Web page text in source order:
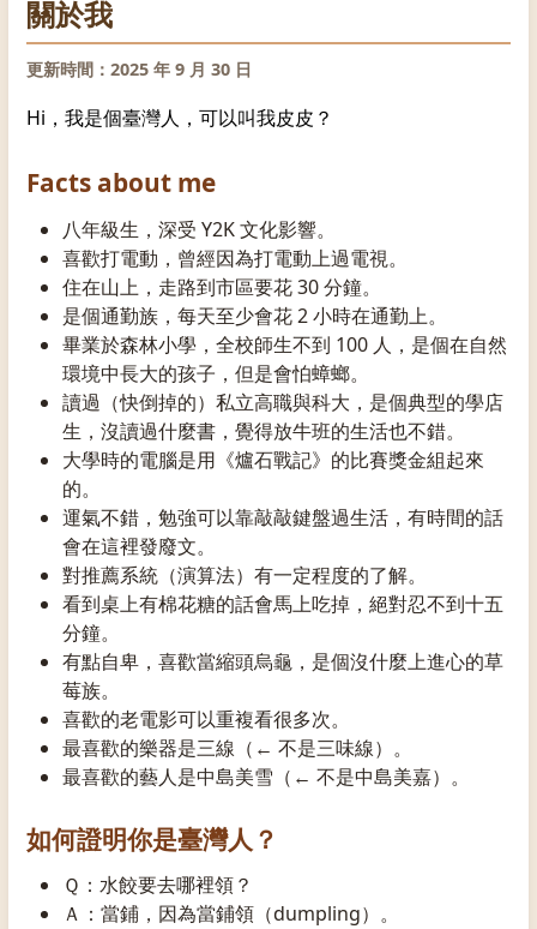
關於我
更新時間：2025 年 9 月 30 日
Hi，我是個臺灣人，可以叫我皮皮？
Facts about me
八年級生，深受 Y2K 文化影響。
喜歡打電動，曾經因為打電動上過電視。
住在山上，走路到市區要花 30 分鐘。
是個通勤族，每天至少會花 2 小時在通勤上。
畢業於森林小學，全校師生不到 100 人，是個在自然
環境中長大的孩子，但是會怕蟑螂。
讀過（快倒掉的）私立高職與科大，是個典型的學店
生，沒讀過什麼書，覺得放牛班的生活也不錯。
大學時的電腦是用《爐石戰記》的比賽獎金組起來
的。
運氣不錯，勉強可以靠敲敲鍵盤過生活，有時間的話
會在這裡發廢文。
對推薦系統（演算法）有一定程度的了解。
看到桌上有棉花糖的話會馬上吃掉，絕對忍不到十五
分鐘。
有點自卑，喜歡當縮頭烏龜，是個沒什麼上進心的草
莓族。
喜歡的老電影可以重複看很多次。
最喜歡的樂器是三線（← 不是三味線）。
最喜歡的藝人是中島美雪（← 不是中島美嘉）。
如何證明你是臺灣人？
Ｑ：水餃要去哪裡領？
Ａ：當鋪，因為當鋪領（dumpling）。